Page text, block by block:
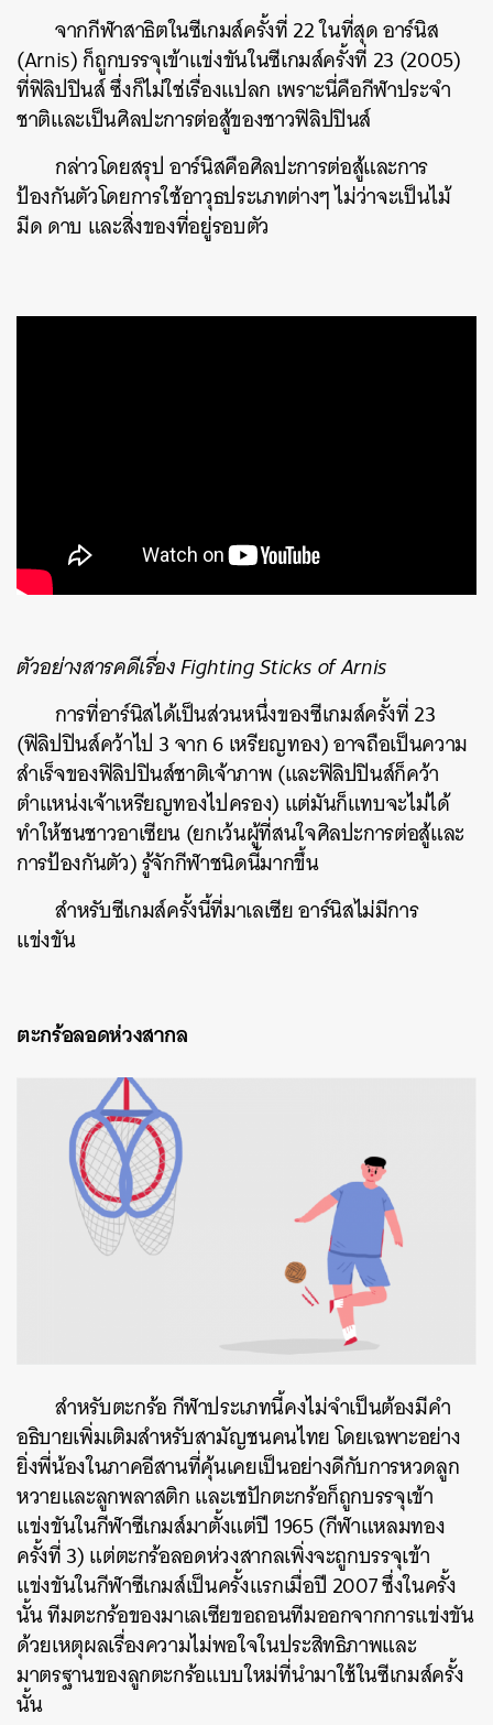
จากกีฬาสาธิตในซีเกมส์ครั้งที่ 22 ในที่สุด อาร์นิส
(Arnis) ก็ถูกบรรจุเข้าแข่งขันในซีเกมส์ครั้งที่ 23 (2005)
ที่ฟิลิปปินส์ ซึ่งก็ไม่ใช่เรื่องแปลก เพราะนี่คือกีฬาประจำ
ชาติและเป็นศิลปะการต่อสู้ของชาวฟิลิปปินส์
กล่าวโดยสรุป อาร์นิสคือศิลปะการต่อสู้และการ
ป้องกันตัวโดยการใช้อาวุธประเภทต่างๆ ไม่ว่าจะเป็นไม้
มีด ดาบ และสิ่งของที่อยู่รอบตัว
ตัวอย่างสารคดีเรื่อง Fighting Sticks of Arnis
การที่อาร์นิสได้เป็นส่วนหนึ่งของซีเกมส์ครั้งที่ 23
(ฟิลิปปินส์คว้าไป 3 จาก 6 เหรียญทอง) อาจถือเป็นความ
สำเร็จของฟิลิปปินส์ชาติเจ้าภาพ (และฟิลิปปินส์ก็คว้า
ตำแหน่งเจ้าเหรียญทองไปครอง) แต่มันก็แทบจะไม่ได้
ทำให้ชนชาวอาเซียน (ยกเว้นผู้ที่สนใจศิลปะการต่อสู้และ
การป้องกันตัว) รู้จักกีฬาชนิดนี้มากขึ้น
สำหรับซีเกมส์ครั้งนี้ที่มาเลเซีย อาร์นิสไม่มีการ
แข่งขัน
ตะกร้อลอดห่วงสากล
สำหรับตะกร้อ กีฬาประเภทนี้คงไม่จำเป็นต้องมีคำ
อธิบายเพิ่มเติมสำหรับสามัญชนคนไทย โดยเฉพาะอย่าง
ยิ่งพี่น้องในภาคอีสานที่คุ้นเคยเป็นอย่างดีกับการหวดลูก
หวายและลูกพลาสติก และเซปักตะกร้อก็ถูกบรรจุเข้า
แข่งขันในกีฬาซีเกมส์มาตั้งแต่ปี 1965 (กีฬาแหลมทอง
ครั้งที่ 3) แต่ตะกร้อลอดห่วงสากลเพิ่งจะถูกบรรจุเข้า
แข่งขันในกีฬาซีเกมส์เป็นครั้งแรกเมื่อปี 2007 ซึ่งในครั้ง
นั้น ทีมตะกร้อของมาเลเซียขอถอนทีมออกจากการแข่งขัน
ด้วยเหตุผลเรื่องความไม่พอใจในประสิทธิภาพและ
มาตรฐานของลูกตะกร้อแบบใหม่ที่นำมาใช้ในซีเกมส์ครั้ง
นั้น